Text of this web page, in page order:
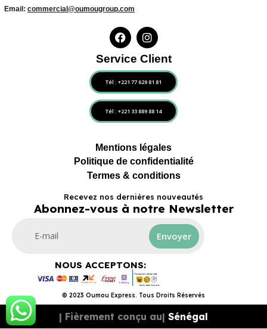
Email: commercial@oumougroup.com
Service Client
Tél : +221 77 629 81 81
Tél : +221 33 889 88 14
Mentions légales
Politique de confidentialité
Termes & conditions
Recevez nos dernières nouveautés
Abonnez-vous à notre Newsletter
Envoyer
NOUS ACCEPTONS:
© 2023 Oumou Express. Tous Droits Réservés
| Fièrement conçu au| Sénégal